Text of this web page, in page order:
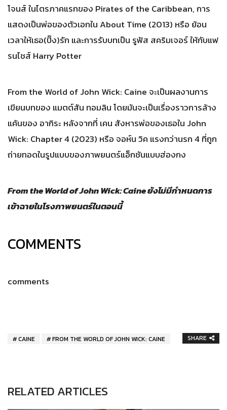
โจนส์ ในไตรภาคแรกของ Pirates of the Caribbean, การ
แสดงเป็นพ่อของตัวเอกใน About Time (2013) หรือ ย้อน
เวลาให้เธอ(ปิ๊ง)รัก และการรับบทเป็น รูฟัส สคริมเจอร์ ให้กับแฟ
รนไชส์ Harry Potter
From the World of John Wick: Caine จะเป็นผลงานการ
เขียนบทของ แมตต์สัน ทอมลิน โดยมันจะเป็นเรื่องราวการล้าง
แค้นของ อากิระ หลังจากที่ เคน สังหารพ่อของเธอใน John
Wick: Chapter 4 (2023) หรือ จอห์น วิค แรงกว่านรก 4 ที่ถูก
ถ่ายทอดในรูปแบบของภาพยนตร์แอ็กชันแบบฮ่องกง
From the World of John Wick: Caine ยังไม่มีกำหนดการ
เข้าฉายในโรงภาพยนตร์ในตอนนี้
COMMENTS
comments
CAINE FROM THE WORLD OF JOHN WICK: CAINE SHARE
RELATED ARTICLES